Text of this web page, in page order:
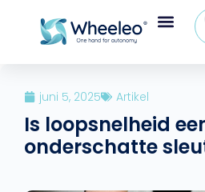
juni 5, 2025 Artikel
Is loopsnelheid
onderschatte